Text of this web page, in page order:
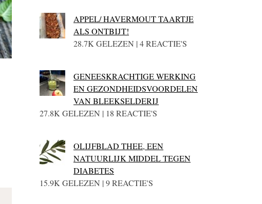
APPEL/ HAVERMOUT TAARTJE
ALS ONTBIJT!
28.7K GELEZEN | 4 REACTIE'S
GENEESKRACHTIGE WERKING
EN GEZONDHEIDSVOORDELEN
VAN BLEEKSELDERIJ
27.8K GELEZEN | 18 REACTIE'S
OLIJFBLAD THEE, EEN
NATUURLIJK MIDDEL TEGEN
DIABETES
15.9K GELEZEN | 9 REACTIE'S